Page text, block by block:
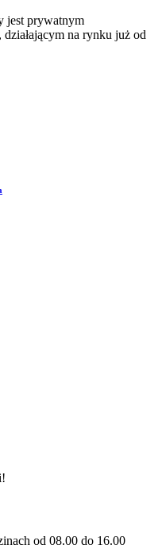
jest prywatnym
na rynku już od
od 08.00 do 16.00